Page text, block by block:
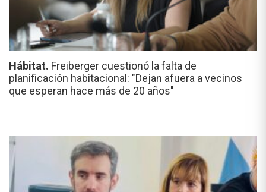
Hábitat. Freiberger cuestionó la falta de
planificación habitacional: "Dejan afuera a vecinos
que esperan hace más de 20 años"